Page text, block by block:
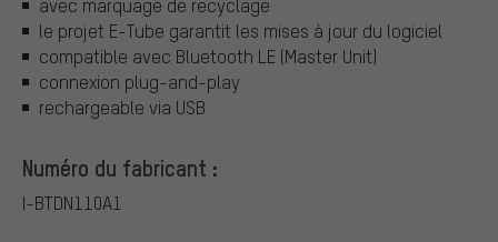
avec marquage de recyclage
le projet E-Tube garantit les mises à jour du logiciel
compatible avec Bluetooth LE (Master Unit)
connexion plug-and-play
rechargeable via USB
Numéro du fabricant :
I-BTDN110A1